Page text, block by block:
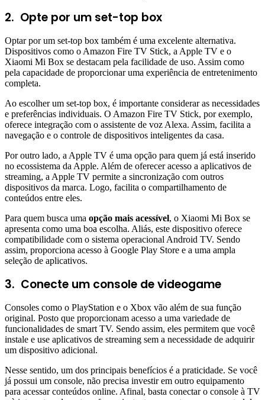
2. Opte por um set-top box
Optar por um set-top box também é uma excelente alternativa.
Dispositivos como o Amazon Fire TV Stick, a Apple TV e o
Xiaomi Mi Box se destacam pela facilidade de uso. Assim como
pela capacidade de proporcionar uma experiência de entretenimento
completa.
Ao escolher um set-top box, é importante considerar as necessidades
e preferências individuais. O Amazon Fire TV Stick, por exemplo,
oferece integração com o assistente de voz Alexa. Assim, facilita a
navegação e o controle de dispositivos inteligentes da casa.
Por outro lado, a Apple TV é uma opção para quem já está inserido
no ecossistema da Apple. Além de oferecer acesso a aplicativos de
streaming, a Apple TV permite a sincronização com outros
dispositivos da marca. Logo, facilita o compartilhamento de
conteúdos entre eles.
Para quem busca uma opção mais acessível, o Xiaomi Mi Box se
apresenta como uma boa escolha. Aliás, este dispositivo oferece
compatibilidade com o sistema operacional Android TV. Sendo
assim, proporciona acesso à Google Play Store e a uma ampla
seleção de aplicativos.
3. Conecte um console de videogame
Consoles como o PlayStation e o Xbox vão além de sua função
original. Posto que proporcionam acesso a uma variedade de
funcionalidades de smart TV. Sendo assim, eles permitem que você
instale e use aplicativos de streaming sem a necessidade de adquirir
um dispositivo adicional.
Nesse sentido, um dos principais benefícios é a praticidade. Se você
já possui um console, não precisa investir em outro equipamento
para acessar conteúdos online. Afinal, basta conectar o console à TV